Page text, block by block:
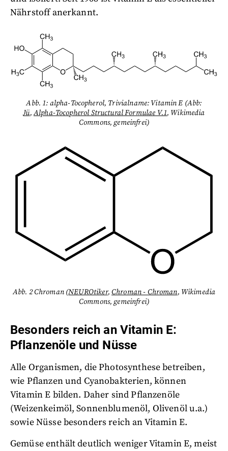
Nährstoff anerkannt.
Abb. 1: alpha-Tocopherol, Trivialname: Vitamin E (Abb:
Jü,Alpha-Tocopherol Structural Formulae V.1, Wikimedia
Commons, gemeinfrei)
Abb. 2 Chroman (NEUROtiker, Chroman - Chroman, Wikimedia
Commons, gemeinfrei)
Besonders reich an Vitamin E:
Pflanzenöle und Nüsse
Alle Organismen, die Photosynthese betreiben,
wie Pflanzen und Cyanobakterien, können
Vitamin E bilden. Daher sind Pflanzenöle
(Weizenkeimöl, Sonnenblumenöl, Olivenöl u.a.)
sowie Nüsse besonders reich an Vitamin E.
Gemüse enthält deutlich weniger Vitamin E, meist